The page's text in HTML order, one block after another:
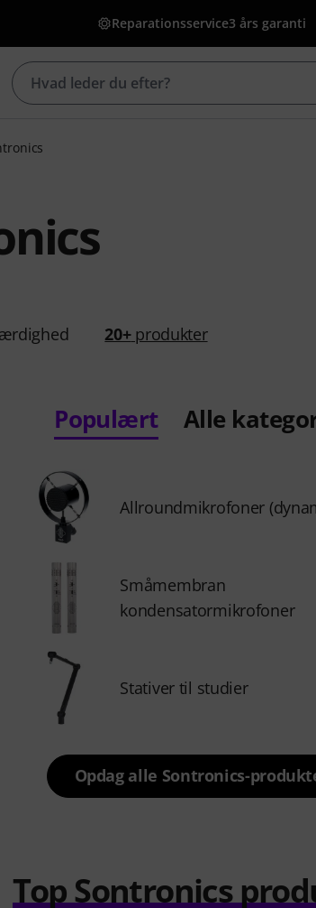
Reparationsservice3 års garanti
20+produkter
Populært Alle
Allroundmikrofoner
Småmembran
kondensatormikrofoner
Stativer til studier
Opdag alle Sontronics-
Top Sontronics